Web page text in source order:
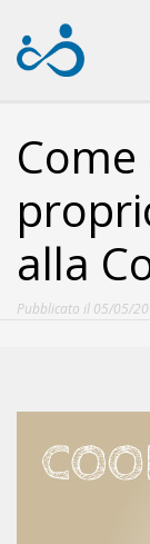
alla
Pubblicato il 05/05/